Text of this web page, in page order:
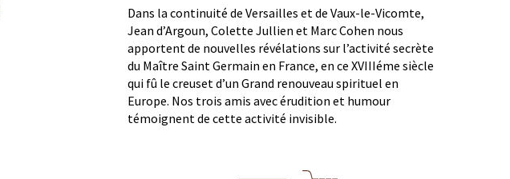
Dans la continuité de Versailles et de Vaux-le-Vicomte,
Jean d’Argoun, Colette Jullien et Marc Cohen nous
apportent de nouvelles révélations sur l’activité secrète
du Maître Saint Germain en France, en ce XVIIIéme siècle
qui fû le creuset d’un Grand renouveau spirituel en
Europe. Nos trois amis avec érudition et humour
témoignent de cette activité invisible.